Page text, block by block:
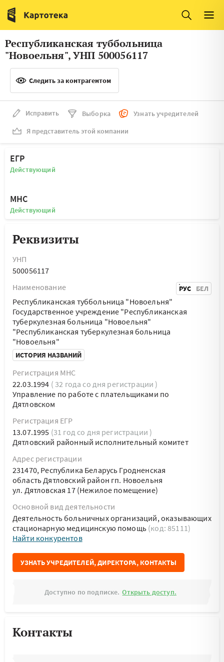
Италия
Люксембург
Литва
Латвия
Македония
Словения
Франция
Финляндия
Швеция
Мальта
Республиканская туббольница
"Новоельня", УНП 500056117
Следить за контрагентом
Исправить Выборка
Узнать учредителей
Я представитель этой компании
ЕГР
Действующий
МНС
Действующий
Реквизиты
УНП
500056117
Наименование
РУС БЕЛ
Республиканская туббольница "Новоельня"
Государственное учреждение "Республиканская
туберкулезная больница "Новоельня"
"Республиканская туберкулезная больница
"Новоельня"
ИСТОРИЯ НАЗВАНИЙ
Регистрация МНС
22.03.1994 ( 32 года со дня регистрации )
Управление по работе с плательщиками по
Дятловском
Регистрация ЕГР
13.07.1995 (31 год со дня регистрации )
Дятловский районный исполнительный комитет
Адрес регистрации
231470, Республика Беларусь Гродненская
область Дятловский район гп. Новоельня
ул. Дятловская 17 (Нежилое помещение)
Основной вид деятельности
Деятельность больничных организаций, оказывающих
стационарную медицинскую помощь (код: 85111)
Найти конкурентов
УЗНАТЬ УЧРЕДИТЕЛЕЙ, ДИРЕКТОРА, КОНТАКТЫ
Доступно по подписке. Открыть доступ.
Контакты